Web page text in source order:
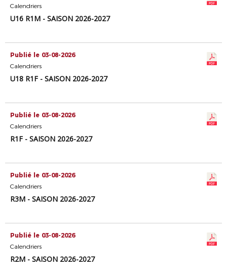
Calendriers
U16 R1M - SAISON 2026-2027
Publié le 03-08-2026
Calendriers
U18 R1F - SAISON 2026-2027
Publié le 03-08-2026
Calendriers
R1F - SAISON 2026-2027
Publié le 03-08-2026
Calendriers
R3M - SAISON 2026-2027
Publié le 03-08-2026
Calendriers
R2M - SAISON 2026-2027